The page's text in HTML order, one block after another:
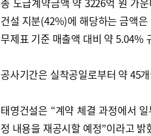
건설 지분(42%)에 해당하는 금액
무제표 기준 매출액 대비 약 5.04%
공사기간은 실착공일로부터 약 45
태영건설은 “계약 체결 과정에서
정 내용을 재공시할 예정”이라고 밝